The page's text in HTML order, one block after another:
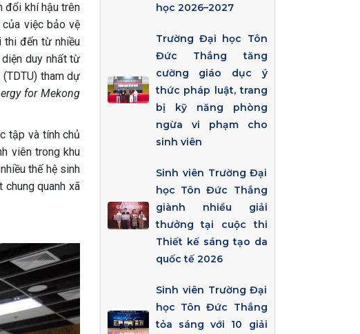
đổi khí hậu trên
việc bảo vệ
thi đến từ nhiều
diện duy nhất từ
tham dự
for Mekong
tập và tính chủ
viên trong khu
thế hệ sinh
quanh xã
học 2026–2027
Trường Đại học Tôn
Đức Thắng tăng
cường giáo dục ý
thức pháp luật, trang
bị kỹ năng phòng
ngừa vi phạm cho
sinh viên
Sinh viên Trường Đại
học Tôn Đức Thắng
giành nhiều giải
thưởng tại cuộc thi
Thiết kế sáng tạo da
quốc tế 2026
Sinh viên Trường Đại
học Tôn Đức Thắng
tỏa sáng với 10 giải